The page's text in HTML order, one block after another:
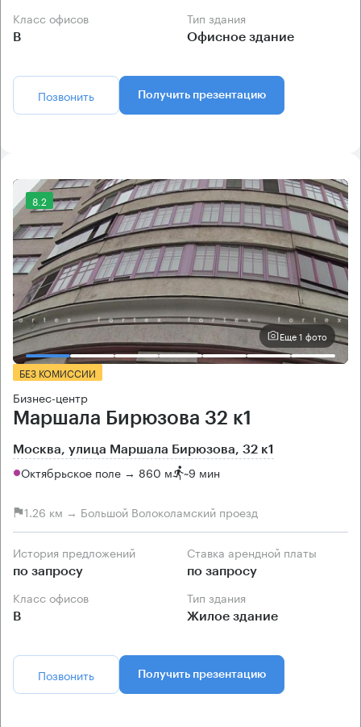
Класс офисов
B
Тип здания
Офисное здание
Позвонить Получить презентацию
8.2
Еще 1 фото
БЕЗ КОМИССИИ
Бизнес-центр
Маршала Бирюзова 32 к1
Москва, улица Маршала Бирюзова, 32 к1
Октябрьское поле → 860 м ~9 мин
1.26 км → Большой Волоколамский проезд
История предложений
по запросу
Ставка арендной платы
по запросу
Класс офисов
B
Тип здания
Жилое здание
Позвонить Получить презентацию